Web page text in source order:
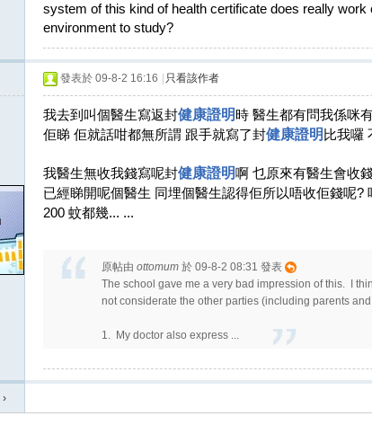
system of this kind of health certificate does really
environment to study?
發表於 09-8-2 16:16 只看該作者
我去到叫個醫生寫返封健康證明時 醫生都有問我係咪
佢睇 佢就話咁都無所謂 跟手就寫了封健康證明 比我囉
我醫生無收我錢寫呢封健康證明啊 乜原來有醫生會收
已經睇開呢個醫生 同埋個醫生認得佢所以唔收佢錢呢?
200 蚊都幾... ...
原帖由 ottomum 於 09-8-2 08:31 發表
The school gave me a very bad impression of this. I
not considerate the other parties (including parents
1. My doctor also express ...
›